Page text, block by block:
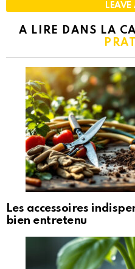
LEAVE
A LIRE DANS LA
Les accessoires
bien entretenu